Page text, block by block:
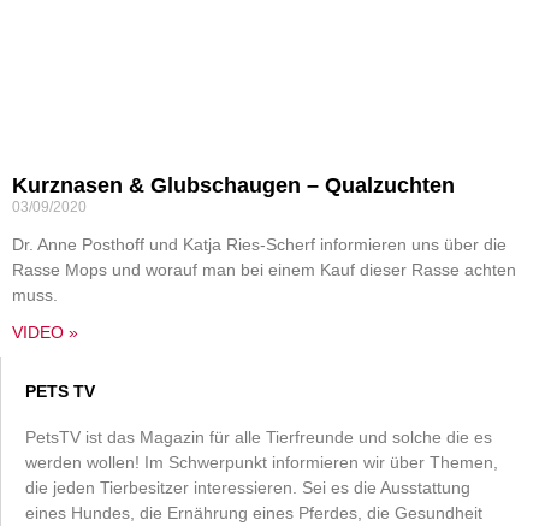
Kurznasen & Glubschaugen – Qualzuchten
03/09/2020
Dr. Anne Posthoff und Katja Ries-Scherf informieren uns über die
Rasse Mops und worauf man bei einem Kauf dieser Rasse achten
muss.
VIDEO »
PETS TV
PetsTV ist das Magazin für alle Tierfreunde und solche die es
werden wollen! Im Schwerpunkt informieren wir über Themen,
die jeden Tierbesitzer interessieren. Sei es die Ausstattung
eines Hundes, die Ernährung eines Pferdes, die Gesundheit